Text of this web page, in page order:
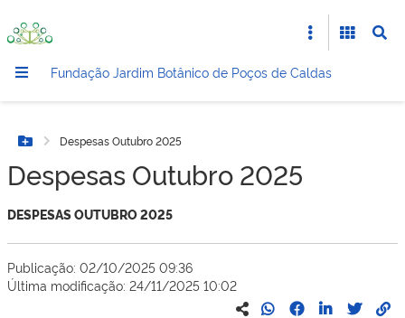
Fundação Jardim Botânico de Poços de Caldas
Botão Menu
Despesas Outubro 2025
Despesas Outubro 2025
DESPESAS OUTUBRO 2025
Publicação: 02/10/2025 09:36
Última modificação: 24/11/2025 10:02